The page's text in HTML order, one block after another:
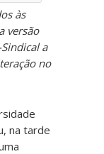
às
versão
a
no
na tarde